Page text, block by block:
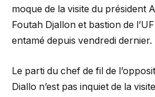
moque de la visite du président
Foutah Djallon et bastion de
entamé depuis vendredi dernier.
Le parti du chef de fil de
Diallo n’est pas inquiet de la